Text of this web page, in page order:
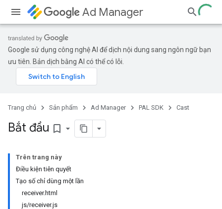
Ad Manager
Google sử dụng công nghệ AI để dịch nội dung sang ngôn ngữ bạn
ưu tiên. Bản dịch bằng AI có thể có lỗi.
Trang chủ Sản phẩm Ad Manager PAL SDK Cast
Bắt đầu bookmark_border
Trên trang này
Điều kiện tiên quyết
Tạo số chỉ dùng một lần
receiver.html
js/receiver.js